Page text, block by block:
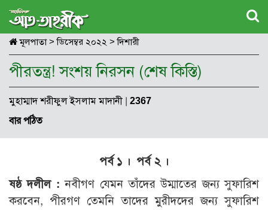
মূলপাতা> ডিসেম্বর ২০২২ > দিশারী
পীরতন্ত্র! সংশয় নিরসন (শেষ কিস্তি)
মুহাম্মাদ শরীফুল ইসলাম মাদানী | 2367
বার পঠিত
পর্ব ১ । পর্ব ২ ।
ষষ্ঠ দলীল : নবীগণ যেমন তাঁদের উম্মাতের জন্য সুফারিশ
করবেন, পীরগণ তেমনি তাদের মুরীদদের জন্য সুফারিশ